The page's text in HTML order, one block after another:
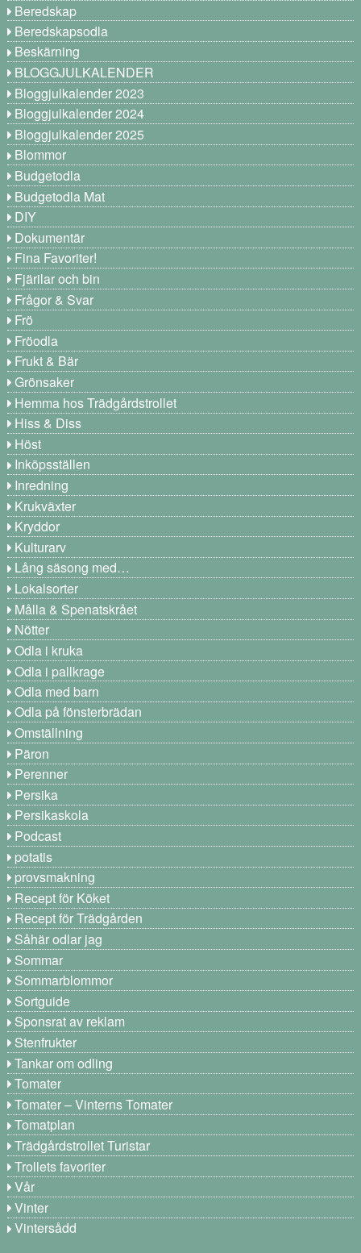
Beredskap
Beredskapsodla
Beskärning
BLOGGJULKALENDER
Bloggjulkalender 2023
Bloggjulkalender 2024
Bloggjulkalender 2025
Blommor
Budgetodla
Budgetodla Mat
DIY
Dokumentär
Fina Favoriter!
Fjärilar och bin
Frågor & Svar
Frö
Fröodla
Frukt & Bär
Grönsaker
Hemma hos Trädgårdstrollet
Hiss & Diss
Höst
Inköpsställen
Inredning
Krukväxter
Kryddor
Kulturarv
Lång säsong med…
Lokalsorter
Målla & Spenatskrået
Nötter
Odla i kruka
Odla i pallkrage
Odla med barn
Odla på fönsterbrädan
Omställning
Päron
Perenner
Persika
Persikaskola
Podcast
potatis
provsmakning
Recept för Köket
Recept för Trädgården
Såhär odlar jag
Sommar
Sommarblommor
Sortguide
Sponsrat av reklam
Stenfrukter
Tankar om odling
Tomater
Tomater – Vinterns Tomater
Tomatplan
Trädgårdstrollet Turistar
Trollets favoriter
Vår
Vinter
Vintersådd